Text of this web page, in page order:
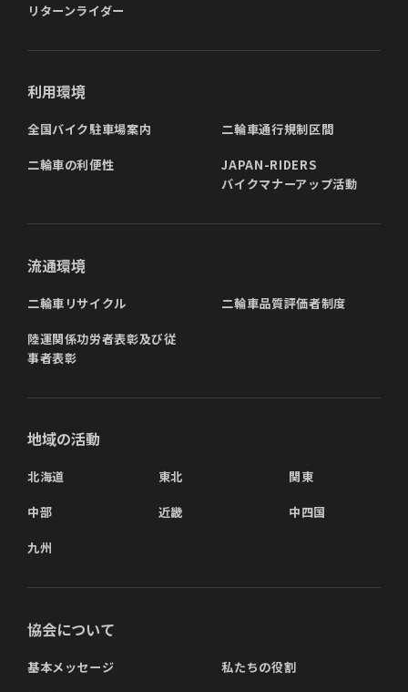
リターンライダー
利用環境
全国バイク駐車場案内 二輪車通行規制区間
二輪車の利便性
JAPAN-RIDERS
バイクマナーアップ活動
流通環境
二輪車リサイクル 二輪車品質評価者制度
陸運関係功労者表彰及び従
事者表彰
地域の活動
北海道 東北 関東
中部 近畿 中四国
九州
協会について
基本メッセージ 私たちの役割